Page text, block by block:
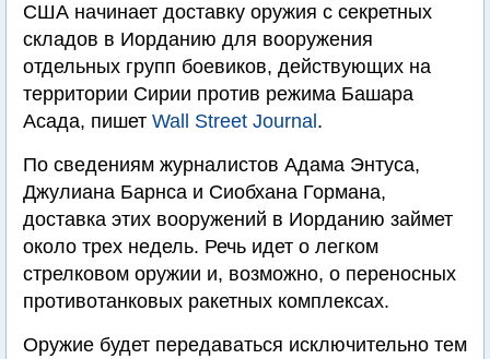
США начинает доставку оружия с секретных
складов в Иорданию для вооружения
отдельных групп боевиков, действующих на
территории Сирии против режима Башара
Асада, пишет Wall Street Journal .
По сведениям журналистов Адама Энтуса,
Джулиана Барнса и Сиобхана Гормана,
доставка этих вооружений в Иорданию займет
около трех недель. Речь идет о легком
стрелковом оружии и, возможно, о переносных
противотанковых ракетных комплексах.
Оружие будет передаваться исключительно тем